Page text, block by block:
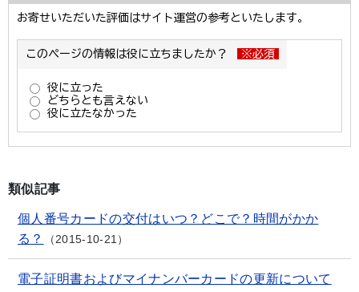
類似記事
個人番号カードの交付はいつ？どこで？時間がかか
る？
2015-10-21
電子証明書およびマイナンバーカードの更新について